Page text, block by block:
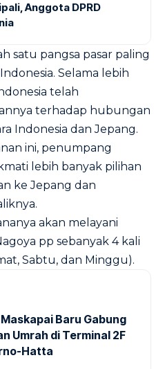
Anggota DPRD
satu pangsa pasar paling
Selama lebih
telah
terhadap hubungan
Indonesia dan Jepang.
ini, penumpang
lebih banyak pilihan
ke Jepang dan
akan melayani
pp sebanyak 4 kali
Sabtu, dan Minggu).
Baru Gabung
Umrah di Terminal 2F
Hatta